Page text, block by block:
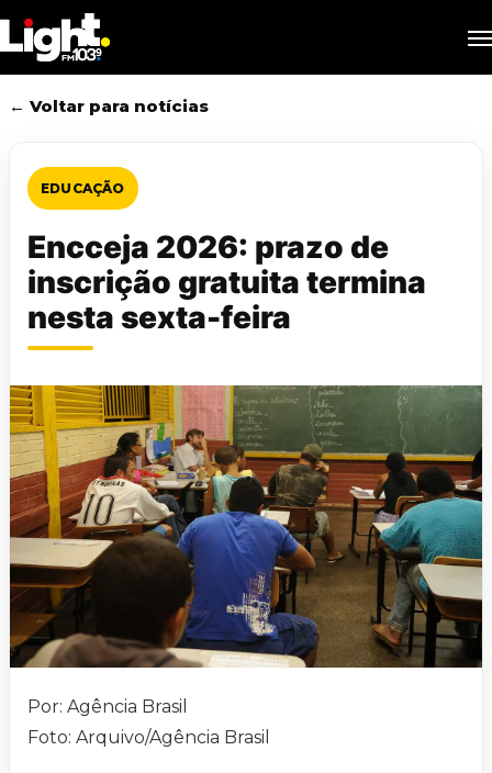
to
main
content
← Voltar para notícias
EDUCAÇÃO
Encceja 2026: prazo de
inscrição gratuita termina
nesta sexta-feira
Por: Agência Brasil
Foto: Arquivo/Agência Brasil